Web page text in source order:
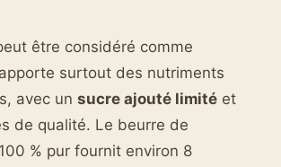
être considéré comme
surtout des nutriments
avec un sucre ajouté limité et
de qualité. Le beurre de
% pur fournit environ 8